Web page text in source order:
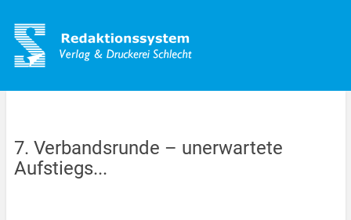
7. Verbandsrunde – unerwartete
Aufstiegs...